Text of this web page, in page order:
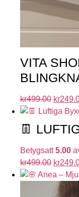
VITA
kr499.00 kr
👖
Betygsatt5.00
kr499.00 kr